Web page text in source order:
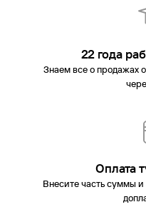
22 года
Знаем все о продажах
Оплата
Внесите часть суммы